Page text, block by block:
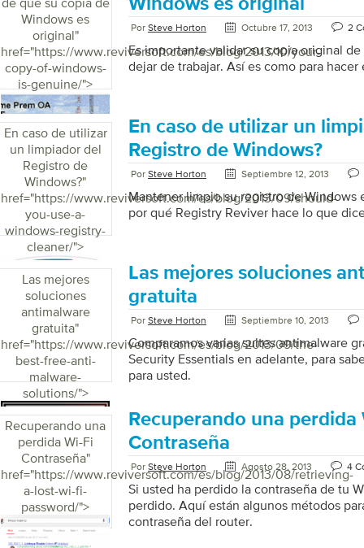
Windows es
original"
href="https://www.reviversoft.com/es/blog/2013/10/your-
copy-of-windows-
is-genuine/">
Windows es original
Por Steve Horton Octubre 17, 2013 2
Es importante validar su copia original
dejar de trabajar. Así es como para hacer
En caso de utilizar
un limpiador del
Registro de
Windows?"
href="https://www.reviversoft.com/es/blog/2013/09/should-
you-use-a-
windows-registry-
cleaner/">
En caso de utilizar un
Registro de Windows?
Por Steve Horton Septiembre 12, 2013
Mantener limpio su registro de Windows
por qué Registry Reviver hace lo que
Las mejores
soluciones
antimalware
gratuita"
href="https://www.reviversoft.com/es/blog/2013/09/the-
best-free-anti-
malware-
solutions/">
Las mejores soluciones
gratuita
Por Steve Horton Septiembre 10, 2013
Comparamos varias suites antimalware
Security Essentials en adelante, para
para usted.
Recuperando una
perdida Wi-Fi
Contraseña"
href="https://www.reviversoft.com/es/blog/2013/08/retrieving-
a-lost-wi-fi-
password/">
Recuperando una perdida
Contraseña
Por Steve Horton Agosto 28, 2013 4
Si usted ha perdido la contraseña de tu
perdido. Aquí están algunos métodos
contraseña del router.